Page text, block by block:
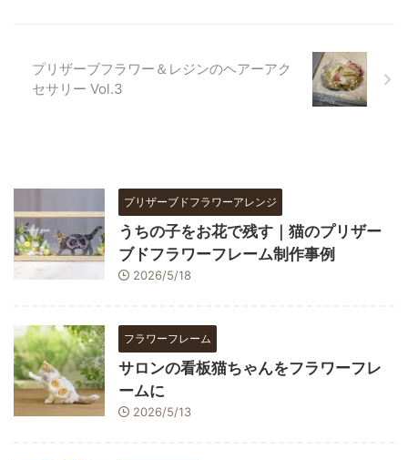
プリザーブフラワー＆レジンのヘアーアク
セサリー Vol.3
プリザーブドフラワーアレンジ
うちの子をお花で残す｜猫のプリザー
ブドフラワーフレーム制作事例
2026/5/18
フラワーフレーム
サロンの看板猫ちゃんをフラワーフレ
ームに
2026/5/13